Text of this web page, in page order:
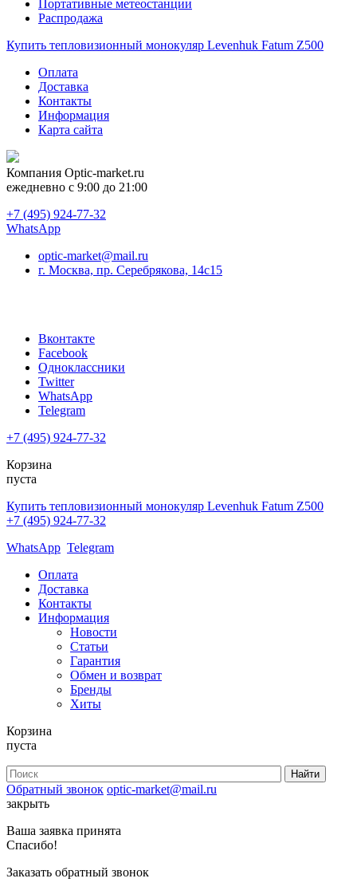
Портативные метеостанции
Распродажа
Купить тепловизионный монокуляр Levenhuk Fatum Z500
Оплата
Доставка
Контакты
Информация
Карта сайта
Компания Optic-market.ru
ежедневно с 9:00 до 21:00
+7 (495) 924-77-32
WhatsApp
optic-market@mail.ru
г. Москва, пр. Серебрякова, 14с15
Вконтакте
Facebook
Одноклассники
Twitter
WhatsApp
Telegram
+7 (495) 924-77-32
Корзина
пуста
Купить тепловизионный монокуляр Levenhuk Fatum Z500
+7 (495) 924-77-32
WhatsApp Telegram
Оплата
Доставка
Контакты
Информация
Новости
Статьи
Гарантия
Обмен и возврат
Бренды
Хиты
Корзина
пуста
Обратный звонок optic-market@mail.ru
закрыть
Ваша заявка принята
Спасибо!
Заказать обратный звонок